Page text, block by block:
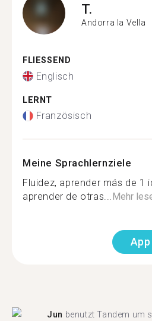
T.
Andorra la Vella
FLIESSEND
Englisch
LERNT
Französisch
Meine Sprachlernziele
Fluidez, aprender más de 1
aprender de otras...Mehr
Jun benutzt Tandem um